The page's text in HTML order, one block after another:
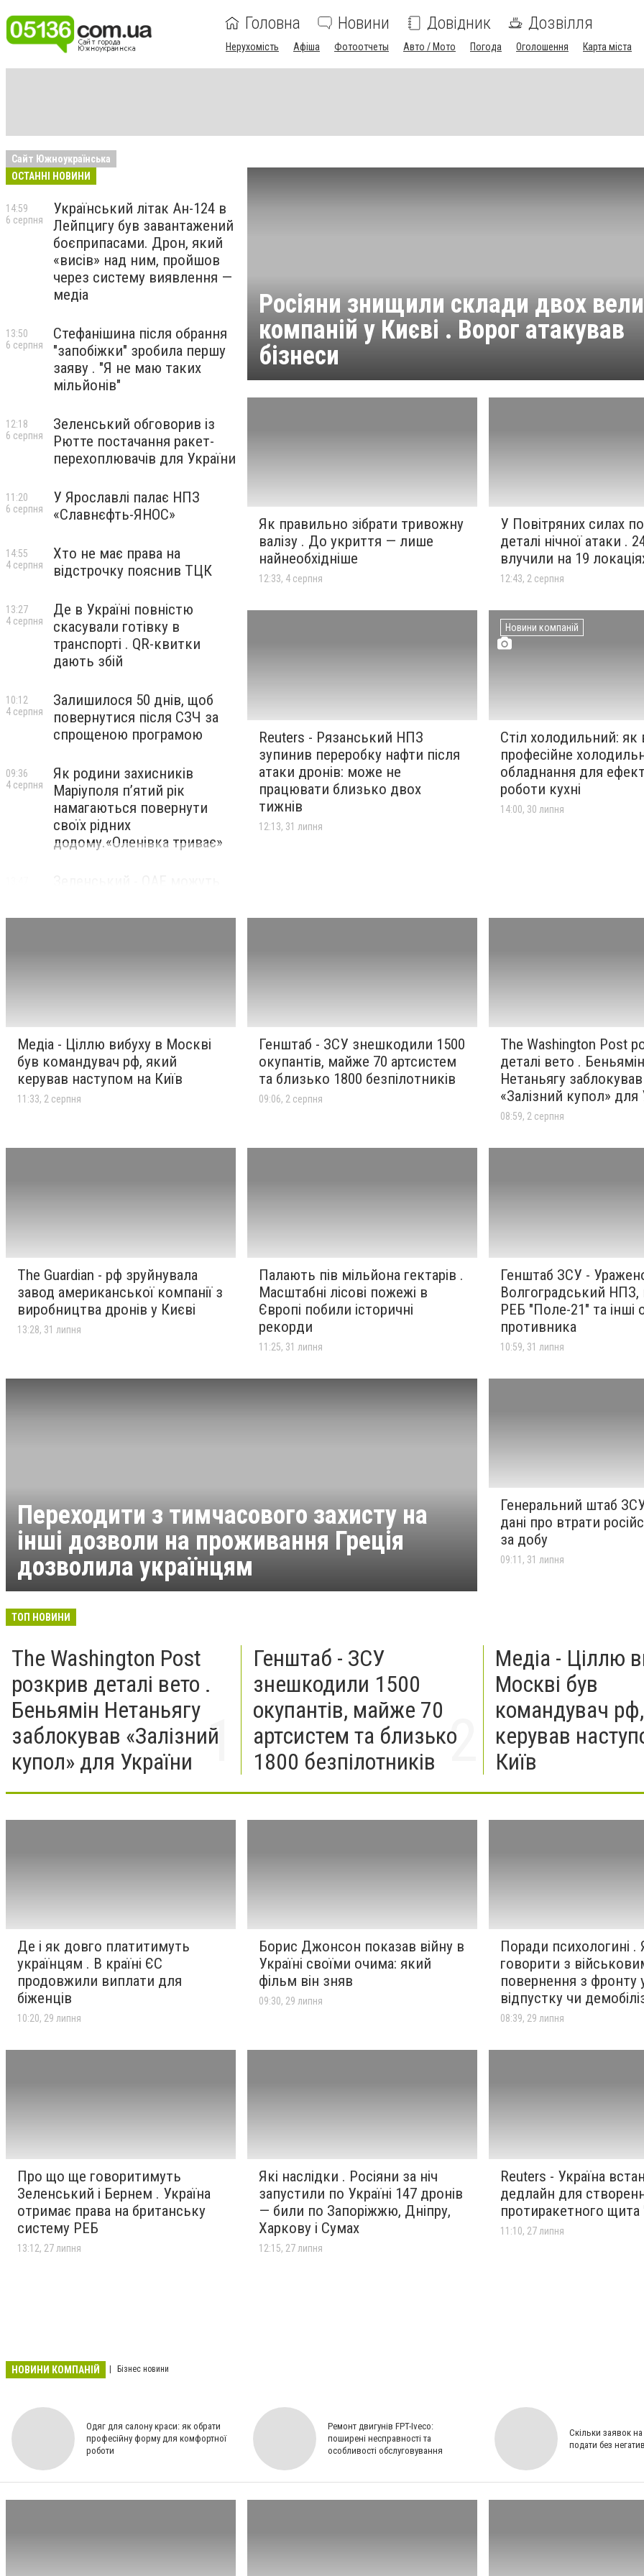
Головна Новини Довідник Дозвілля
Нерухомість Афіша Фотоотчеты Авто / Мото Погода Оголошення Карта міста
Сайт Южноукраїнська
ОСТАННІ НОВИНИ
Український літак Ан-124 в
Лейпцигу був завантажений
боєприпасами. Дрон, який
«висів» над ним, пройшов
через систему виявлення —
медіа
14:59
6 серпня
Стефанішина після обрання
"запобіжки" зробила першу
заяву . "Я не маю таких
мільйонів"
13:50
6 серпня
Зеленський обговорив із
Рютте постачання ракет-
перехоплювачів для України
12:18
6 серпня
У Ярославлі палає НПЗ
«Славнєфть-ЯНОС»
11:20
6 серпня
Хто не має права на
відстрочку пояснив ТЦК
14:55
4 серпня
Де в Україні повністю
скасували готівку в
транспорті . QR-квитки
дають збій
13:27
4 серпня
Залишилося 50 днів, щоб
повернутися після СЗЧ за
спрощеною програмою
10:12
4 серпня
Як родини захисників
Маріуполя пʼятий рік
намагаються повернути
своїх рідних
додому.«Оленівка триває»
09:36
4 серпня
безпекою в Чорному морі
Генштаб - ЗСУ знешкодили
1500 окупантів, майже 70
артсистем та близько 1800
безпілотників
09:06
2 серпня
розкрив деталі вето .
2 серпня
Росіяни знищили склади двох
компаній у Києві . Ворог атакував
бізнеси
Як правильно зібрати тривожну
валізу . До укриття — лише
найнеобхідніше
12:33, 4 серпня
У Повітряних силах
деталі нічної атаки .
влучили на 19
12:43, 2 серпня
Reuters - Рязанський НПЗ
зупинив переробку нафти після
атаки дронів: може не
працювати близько двох
тижнів
12:13, 31 липня
Новини компаній
Стіл холодильний: як
професійне
обладнання для
роботи кухні
14:00, 30 липня
Медіа - Ціллю вибуху в Москві
був командувач рф, який
керував наступом на Київ
11:33, 2 серпня
Генштаб - ЗСУ знешкодили 1500
окупантів, майже 70 артсистем
та близько 1800 безпілотників
09:06, 2 серпня
The Washington Post
деталі вето . Беньямін
Нетаньягу заблокував
«Залізний купол» для
08:59, 2 серпня
The Guardian - рф зруйнувала
завод американської компанії з
виробництва дронів у Києві
13:28, 31 липня
Палають пів мільйона гектарів .
Масштабні лісові пожежі в
Європі побили історичні
рекорди
11:25, 31 липня
Генштаб ЗСУ -
Волгоградський
РЕБ "Поле-21" та інші
противника
10:59, 31 липня
Переходити з тимчасового захисту на
інші дозволи на проживання Греція
дозволила українцям
Генеральний штаб
дані про втрати
за добу
09:11, 31 липня
ТОП НОВИНИ
The Washington Post
розкрив деталі вето .
Беньямін Нетаньягу
заблокував «Залізний
купол» для України
Генштаб - ЗСУ
знешкодили 1500
окупантів, майже 70
артсистем та близько
1800 безпілотників
Медіа - Ціллю
Москві був
командувач
керував
Київ
Де і як довго платитимуть
українцям . В країні ЄС
продовжили виплати для
біженців
10:20, 29 липня
Борис Джонсон показав війну в
Україні своїми очима: який
фільм він зняв
09:30, 29 липня
Поради психологині .
говорити з
повернення з фронту
відпустку чи
08:39, 29 липня
Про що ще говоритимуть
Зеленський і Бернем . Україна
отримає права на британську
систему РЕБ
13:12, 27 липня
Які наслідки . Росіяни за ніч
запустили по Україні 147 дронів
— били по Запоріжжю, Дніпру,
Харкову і Сумах
12:15, 27 липня
Reuters - Україна
дедлайн для
протиракетного щита
11:10, 27 липня
НОВИНИ КОМПАНІЙ Бізнес новини
Одяг для салону краси: як обрати
професійну форму для комфортної
роботи
Ремонт двигунів FPT-Iveco:
поширені несправності та
особливості обслуговування
Скільки заявок
подати без